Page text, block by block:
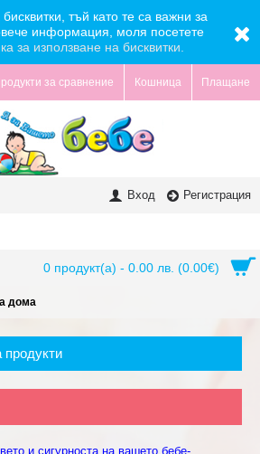
тъй като те са важни за
информация, моля посетете
за използване на бисквитки.
за сравнение Кошница Плащане
0 продукт(а) - 0.00 лв. (0.00€)
Вход Регистрация
дома
продукти
и сигурноста на вашето бебе-